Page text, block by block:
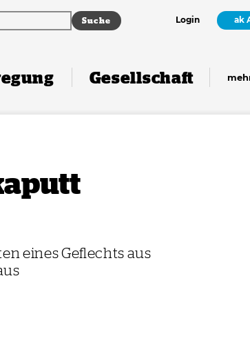
Login ak
Gesellschaft
eines Geflechts aus